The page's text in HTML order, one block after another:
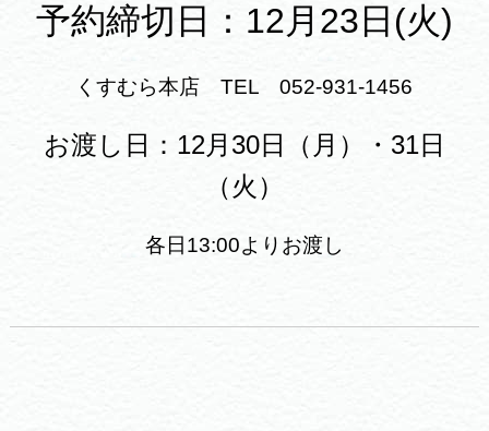
予約締切日：12月23日(火)
くすむら本店 TEL 052-931-1456
お渡し日：12月30日（月）・31日
（火）
各日13:00よりお渡し